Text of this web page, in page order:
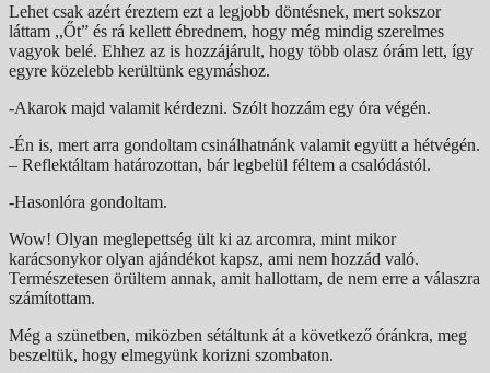
Lehet csak azért éreztem ezt a legjobb döntésnek, mert sokszor
láttam ,,Őt” és rá kellett ébrednem, hogy még mindig szerelmes
vagyok belé. Ehhez az is hozzájárult, hogy több olasz órám lett, így
egyre közelebb kerültünk egymáshoz.
-Akarok majd valamit kérdezni. Szólt hozzám egy óra végén.
-Én is, mert arra gondoltam csinálhatnánk valamit együtt a hétvégén.
– Reflektáltam határozottan, bár legbelül féltem a csalódástól.
-Hasonlóra gondoltam.
Wow! Olyan meglepettség ült ki az arcomra, mint mikor
karácsonykor olyan ajándékot kapsz, ami nem hozzád való.
Természetesen örültem annak, amit hallottam, de nem erre a válaszra
számítottam.
Még a szünetben, miközben sétáltunk át a következő óránkra, meg
beszeltük, hogy elmegyünk korizni szombaton.